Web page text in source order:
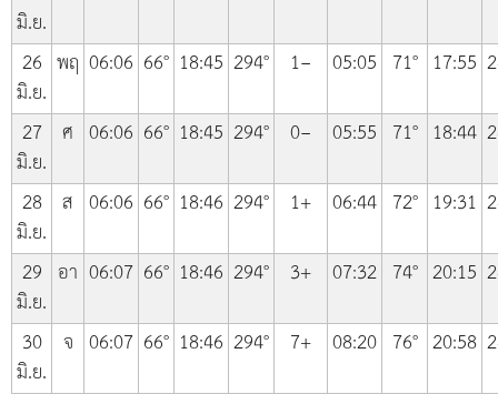
มิ.ย.
26
มิ.ย.
พฤ 06:06 66° 18:45 294° 1− 05:05 71° 17:55
27
มิ.ย.
ศ 06:06 66° 18:45 294° 0− 05:55 71° 18:44
28
มิ.ย.
ส 06:06 66° 18:46 294° 1+ 06:44 72° 19:31
29
มิ.ย.
อา 06:07 66° 18:46 294° 3+ 07:32 74° 20:15
30
มิ.ย.
จ 06:07 66° 18:46 294° 7+ 08:20 76° 20:58